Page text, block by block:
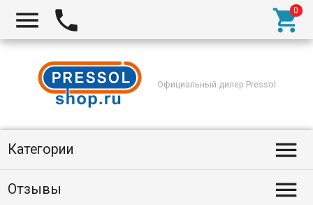
  
Официальный дилер Pressol
Категории 
Отзывы 